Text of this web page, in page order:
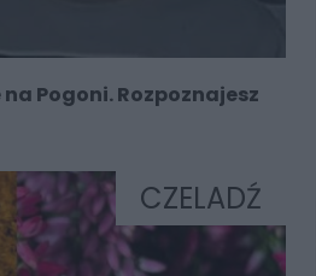
Pogoni. Rozpoznajesz
CZELADŹ